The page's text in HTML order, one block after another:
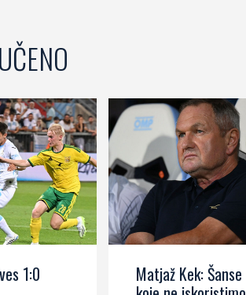
1:0
Matjaž Kek: Šanse